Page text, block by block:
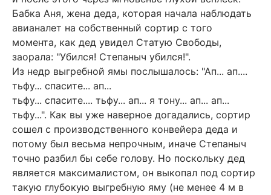
Бабка Аня, жена деда, которая начала наблюдать
авианалет на собственный сортир с того
момента, как дед увидел Статую Свободы,
заорала: "Убился! Степаныч убился!".
Из недр выгребной ямы послышалось: "Ап... ап....
тьфу... спасите... ап...
тьфу... спасите.... тьфу... ап... я тону... ап... ап...
тьфу...". Как вы уже наверное догадались, сортир
сошел с производственного конвейера деда и
потому был весьма непрочным, иначе Степаныч
точно разбил бы себе голову. Но поскольку дед
является максималистом, он выкопал под сортир
такую глубокую выгребную яму (не менее 4 м в